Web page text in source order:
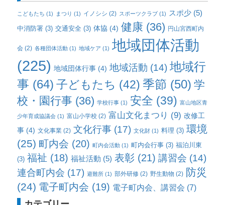
こどもたち (1) まつり (1) イノシシ (2) スポーツクラブ(1) スポ少(5)
中消防署(3) 交通安全(3) 体協 (4) 健康 (36) 円山宮西町内
会(2) 各種団体活動(1) 地域ケア (1) 地域団体活動
(225) 地域団体行事(4) 地域活動 (14) 地域行
事 (64) 子どもたち (42) 季節 (50) 学
校・園行事 (36) 学校行事(1) 安全 (39) 富山地区青
少年育成協議会(1) 富山小学校(2) 富山文化まつり (9) 改修工
事(4) 文化事業(2) 文化行事(17) 文化財(1) 料理 (3) 環境
(25) 町内会 (20) 町内会活動(1) 町内会行事(3) 福泊川東
(3) 福祉 (18) 福祉活動 (5) 表彰(21) 講習会 (14)
連合町内会 (17) 避難所(1) 部外研修(2) 野生動物 (2) 防災
(24) 電子町内会 (19) 電子町内会、講習会 (7)